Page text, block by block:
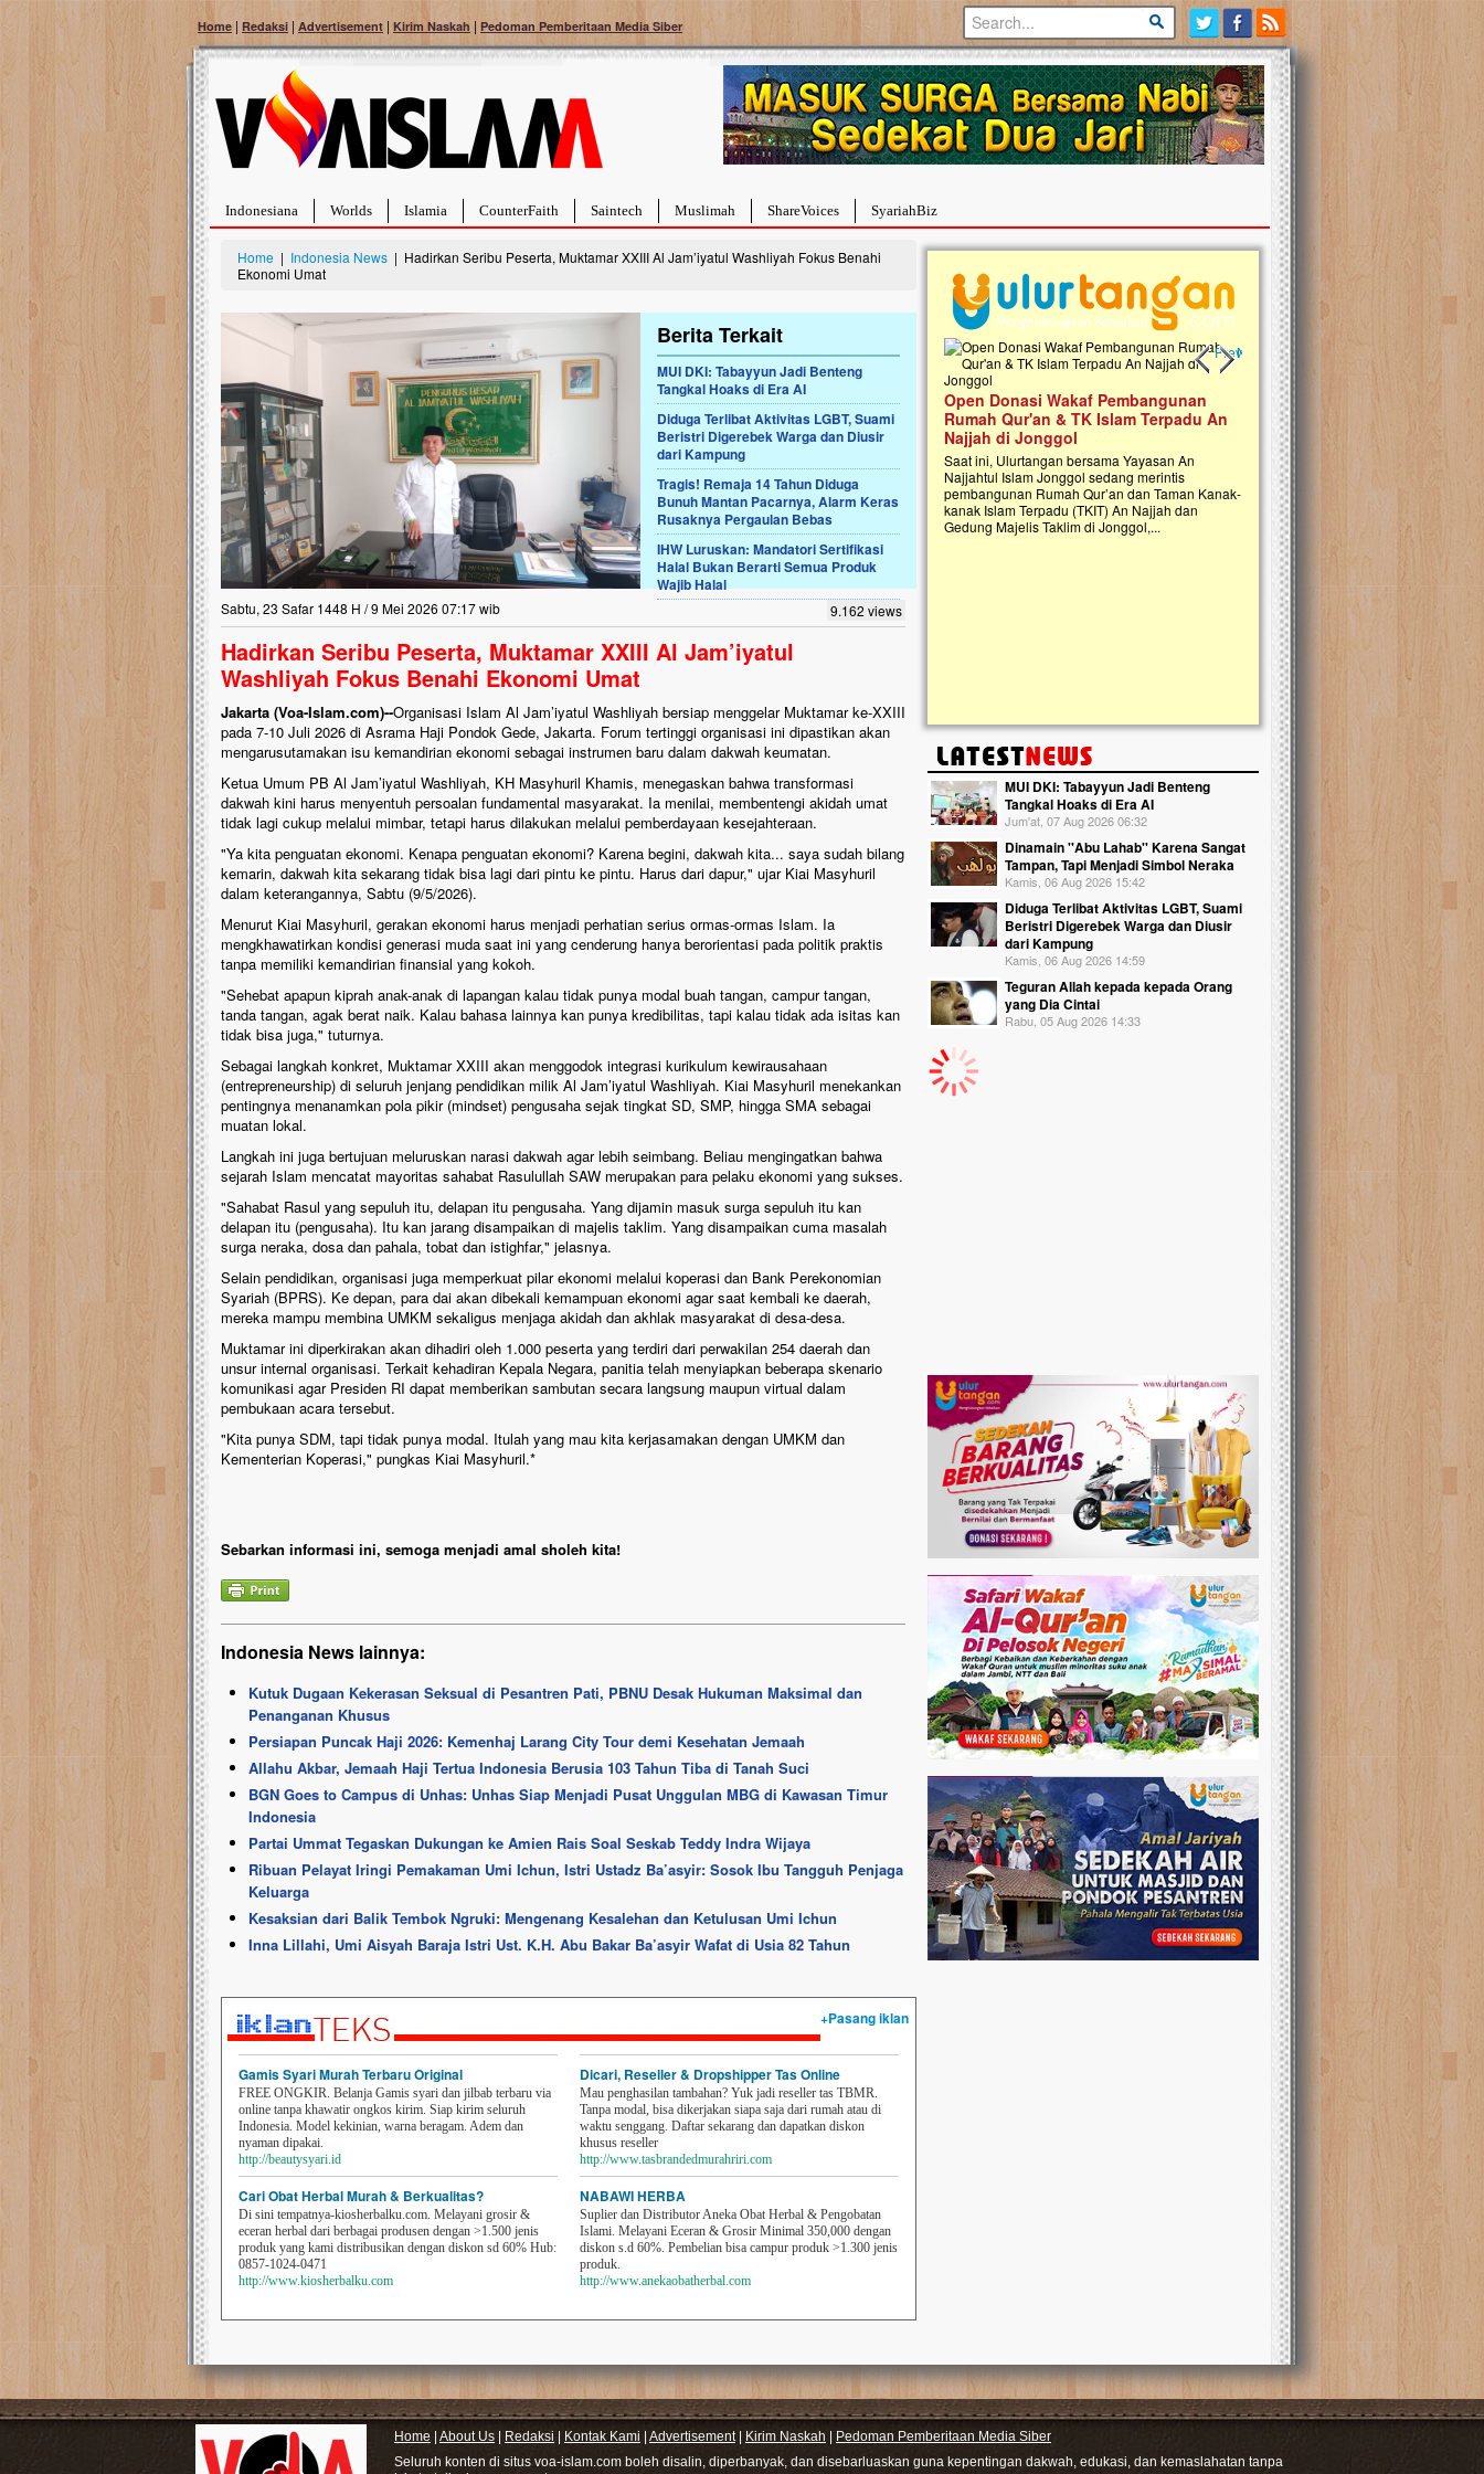
Home | Redaksi | Advertisement | Kirim Naskah | Pedoman Pemberitaan Media Siber
Indonesiana Worlds Islamia CounterFaith Saintech Muslimah ShareVoices SyariahBiz
Home | Indonesia News | Hadirkan Seribu Peserta, Muktamar XXIII Al Jam’iyatul Washliyah Fokus Benahi
Ekonomi Umat
Berita Terkait
MUI DKI: Tabayyun Jadi Benteng
Tangkal Hoaks di Era AI
Diduga Terlibat Aktivitas LGBT, Suami
Beristri Digerebek Warga dan Diusir
dari Kampung
Tragis! Remaja 14 Tahun Diduga
Bunuh Mantan Pacarnya, Alarm Keras
Rusaknya Pergaulan Bebas
IHW Luruskan: Mandatori Sertifikasi
Halal Bukan Berarti Semua Produk
Wajib Halal
Sabtu, 23 Safar 1448 H / 9 Mei 2026 07:17 wib 9.162 views
Hadirkan Seribu Peserta, Muktamar XXIII Al Jam’iyatul
Washliyah Fokus Benahi Ekonomi Umat
Jakarta (Voa-Islam.com)--Organisasi Islam Al Jam’iyatul Washliyah bersiap menggelar Muktamar ke-XXIII
pada 7-10 Juli 2026 di Asrama Haji Pondok Gede, Jakarta. Forum tertinggi organisasi ini dipastikan akan
mengarusutamakan isu kemandirian ekonomi sebagai instrumen baru dalam dakwah keumatan.
​Ketua Umum PB Al Jam’iyatul Washliyah, KH Masyhuril Khamis, menegaskan bahwa transformasi
dakwah kini harus menyentuh persoalan fundamental masyarakat. Ia menilai, membentengi akidah umat
tidak lagi cukup melalui mimbar, tetapi harus dilakukan melalui pemberdayaan kesejahteraan.
​"Ya kita penguatan ekonomi. Kenapa penguatan ekonomi? Karena begini, dakwah kita... saya sudah bilang
kemarin, dakwah kita sekarang tidak bisa lagi dari pintu ke pintu. Harus dari dapur," ujar Kiai Masyhuril
dalam keterangannya, Sabtu (9/5/2026).
​Menurut Kiai Masyhuril, gerakan ekonomi harus menjadi perhatian serius ormas-ormas Islam. Ia
mengkhawatirkan kondisi generasi muda saat ini yang cenderung hanya berorientasi pada politik praktis
tanpa memiliki kemandirian finansial yang kokoh.
​"Sehebat apapun kiprah anak-anak di lapangan kalau tidak punya modal buah tangan, campur tangan,
tanda tangan, agak berat naik. Kalau bahasa lainnya kan punya kredibilitas, tapi kalau tidak ada isitas kan
tidak bisa juga," tuturnya.
​Sebagai langkah konkret, Muktamar XXIII akan menggodok integrasi kurikulum kewirausahaan
(entrepreneurship) di seluruh jenjang pendidikan milik Al Jam’iyatul Washliyah. Kiai Masyhuril menekankan
pentingnya menanamkan pola pikir (mindset) pengusaha sejak tingkat SD, SMP, hingga SMA sebagai
muatan lokal.
​Langkah ini juga bertujuan meluruskan narasi dakwah agar lebih seimbang. Beliau mengingatkan bahwa
sejarah Islam mencatat mayoritas sahabat Rasulullah SAW merupakan para pelaku ekonomi yang sukses.
​"Sahabat Rasul yang sepuluh itu, delapan itu pengusaha. Yang dijamin masuk surga sepuluh itu kan
delapan itu (pengusaha). Itu kan jarang disampaikan di majelis taklim. Yang disampaikan cuma masalah
surga neraka, dosa dan pahala, tobat dan istighfar," jelasnya.
​​Selain pendidikan, organisasi juga memperkuat pilar ekonomi melalui koperasi dan Bank Perekonomian
Syariah (BPRS). Ke depan, para dai akan dibekali kemampuan ekonomi agar saat kembali ke daerah,
mereka mampu membina UMKM sekaligus menjaga akidah dan akhlak masyarakat di desa-desa.
​Muktamar ini diperkirakan akan dihadiri oleh 1.000 peserta yang terdiri dari perwakilan 254 daerah dan
unsur internal organisasi. Terkait kehadiran Kepala Negara, panitia telah menyiapkan beberapa skenario
komunikasi agar Presiden RI dapat memberikan sambutan secara langsung maupun virtual dalam
pembukaan acara tersebut.
​"Kita punya SDM, tapi tidak punya modal. Itulah yang mau kita kerjasamakan dengan UMKM dan
Kementerian Koperasi," pungkas Kiai Masyhuril.*
Sebarkan informasi ini, semoga menjadi amal sholeh kita!
Indonesia News lainnya:
Kutuk Dugaan Kekerasan Seksual di Pesantren Pati, PBNU Desak Hukuman Maksimal dan
Penanganan Khusus
Persiapan Puncak Haji 2026: Kemenhaj Larang City Tour demi Kesehatan Jemaah
Allahu Akbar, Jemaah Haji Tertua Indonesia Berusia 103 Tahun Tiba di Tanah Suci
BGN Goes to Campus di Unhas: Unhas Siap Menjadi Pusat Unggulan MBG di Kawasan Timur
Indonesia
Partai Ummat Tegaskan Dukungan ke Amien Rais Soal Seskab Teddy Indra Wijaya
Ribuan Pelayat Iringi Pemakaman Umi Ichun, Istri Ustadz Ba’asyir: Sosok Ibu Tangguh Penjaga
Keluarga
Kesaksian dari Balik Tembok Ngruki: Mengenang Kesalehan dan Ketulusan Umi Ichun
Inna Lillahi, Umi Aisyah Baraja Istri Ust. K.H. Abu Bakar Ba’asyir Wafat di Usia 82 Tahun
+Pasang iklan
Gamis Syari Murah Terbaru Original
FREE ONGKIR. Belanja Gamis syari dan jilbab terbaru via
online tanpa khawatir ongkos kirim. Siap kirim seluruh
Indonesia. Model kekinian, warna beragam. Adem dan
nyaman dipakai.
http://beautysyari.id
Cari Obat Herbal Murah & Berkualitas?
Di sini tempatnya-kiosherbalku.com. Melayani grosir &
eceran herbal dari berbagai produsen dengan >1.500 jenis
produk yang kami distribusikan dengan diskon sd 60% Hub:
0857-1024-0471
http://www.kiosherbalku.com
Dicari, Reseller & Dropshipper Tas Online
Mau penghasilan tambahan? Yuk jadi reseller tas TBMR.
Tanpa modal, bisa dikerjakan siapa saja dari rumah atau di
waktu senggang. Daftar sekarang dan dapatkan diskon
khusus reseller
http://www.tasbrandedmurahriri.com
NABAWI HERBA
Suplier dan Distributor Aneka Obat Herbal & Pengobatan
Islami. Melayani Eceran & Grosir Minimal 350,000 dengan
diskon s.d 60%. Pembelian bisa campur produk >1.300 jenis
produk.
http://www.anekaobatherbal.com
Previous slide
Next slide
Bantu Naura, Balita Hebat Sembuh Dari
Tumor Pembuluh Darah
Hidup Naura Salsabila dipenuhi dengan
rintangan yang sangat berat. Meskipun baru
berusia sepuluh bulan, bayi yang imut ini harus
menghadapi penyakit yang dahsyat, yaitu tumor
pembuluh darah berukuran...
Lima Tahun Mangkrak, Masjid di
Pelosok ini Mengenaskan. Ayo Bantu.!!
Nasib masjid di Kampung Cilumbu ini sungguh
mengenaskan. Lima tahun mangkrak, kini nyaris
hujan....
Palestina Masih Berduka, Ayo Ulurkan
Tangan Bantu Mereka
Sahabat, Ulurtangan mari kirimkan dukungan
terbaikmu untuk warga Palestina di Gaza demi
menguatkan mereka menghadapi situasi
mencekam ini. Mari dukung mereka dengan
berdonasi dengan cara:...
Open Donasi Wakaf Pembangunan
Rumah Qur'an & TK Islam Terpadu An
Najjah di Jonggol
Saat ini, Ulurtangan bersama Yayasan An
Najjahtul Islam Jonggol sedang merintis
pembangunan Rumah Qur’an dan Taman Kanak-
kanak Islam Terpadu (TKIT) An Najjah dan
Gedung Majelis Taklim di Jonggol,...
Ulurtangan Bersama PDUI Kota
Safari Wakaf Qur'an dan Tebar
Sembako ke Pelosok Negeri
Mari bergabung dalam memperkuat
kebaikan di pelosok negeri dengan
Qur'an. Jangan ragu untuk menjadi
kebaikan ini. Abadikan harta dengan
Qur'an dan saksikan...
MUI DKI: Tabayyun Jadi Benteng
Tangkal Hoaks di Era AI
Jum'at, 07 Aug 2026 06:32
Dinamain ''Abu Lahab'' Karena Sangat
Tampan, Tapi Menjadi Simbol Neraka
Kamis, 06 Aug 2026 15:42
Diduga Terlibat Aktivitas LGBT, Suami
Beristri Digerebek Warga dan Diusir
dari Kampung
Kamis, 06 Aug 2026 14:59
Teguran Allah kepada kepada Orang
yang Dia Cintai
Rabu, 05 Aug 2026 14:33
Home About Us Redaksi Kontak Kami Advertisement| Kirim Naskah
Pedoman Pemberitaan Media Siber
Seluruh konten di situs voa-islam.com boleh disalin, diperbanyak, dan disebarluaskan guna kepentingan dakwah, edukasi, dan kemaslahatan tanpa